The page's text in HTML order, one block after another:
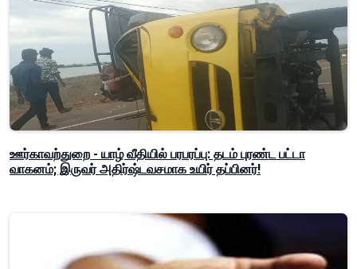
ஊர்காவற்துறை - யாழ் வீதியில் பரபரப்பு: தடம் புரண்ட பட்டா
வாகனம்; இருவர் அதிர்ஷ்டவசமாக உயிர் தப்பினர்!